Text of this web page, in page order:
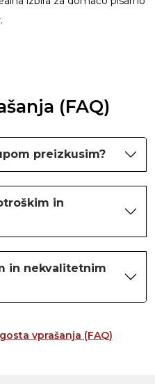
(FAQ)
preizkusim?
in
in nekvalitetnim
vprašanja (FAQ)